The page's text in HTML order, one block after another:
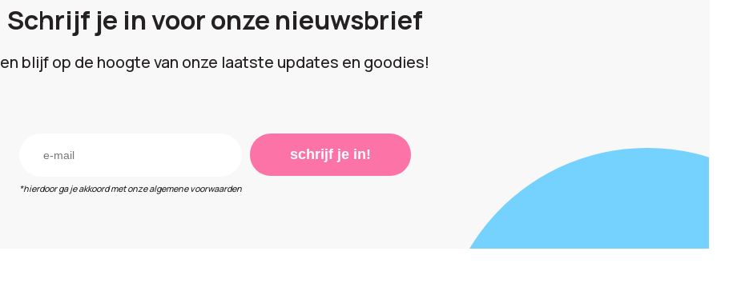
Schrijf je in voor onze nieuwsbrief
en blijf op de hoogte van onze laatste updates en goodies!
*hierdoor ga je akkoord met onze algemene voorwaarden
schrijf je in!